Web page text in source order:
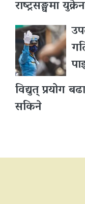
राष्ट्रसङ्घमा
विद्युत् प्रयोग
सकिने